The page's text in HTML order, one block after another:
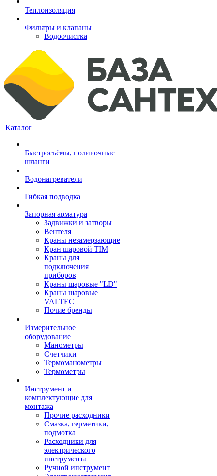
Теплоизоляция
Фильтры и клапаны
Водоочистка
Каталог
Быстросъёмы, поливочные
шланги
Водонагреватели
Гибкая подводка
Запорная арматура
Задвижки и затворы
Вентеля
Краны незамерзающие
Кран шаровой TIM
Краны для
подключения
приборов
Краны шаровые "LD"
Краны шаровые
VALTEC
Почие бренды
Измерительное
оборудование
Манометры
Счетчики
Термоманометры
Термометры
Инструмент и
комплектующие для
монтажа
Прочие расходники
Смазка, герметики,
подмотка
Расходники для
электрического
инструмента
Ручной инструмент